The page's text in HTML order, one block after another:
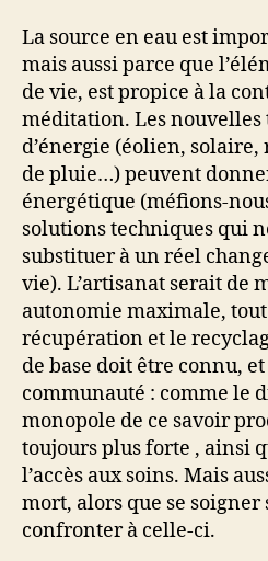
La source en eau est
mais aussi parce que
de vie, est propice à la
méditation. Les nouvelles
d’énergie (éolien, solaire,
de pluie…) peuvent
énergétique (méfions-
solutions techniques qui
substituer à un réel
vie). L’artisanat serait de
autonomie maximale,
récupération et le
de base doit être connu,
communauté : comme le
monopole de ce savoir
toujours plus forte , ainsi
l’accès aux soins. Mais
mort, alors que se soigner
confronter à celle-ci.